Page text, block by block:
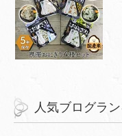
人気ブログラ